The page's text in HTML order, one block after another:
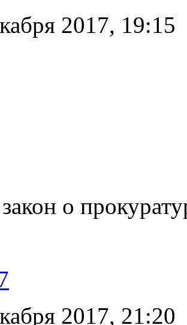
2017, 19:15
о
2017, 21:20